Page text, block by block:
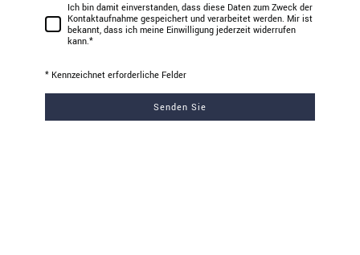
Ich bin damit einverstanden, dass diese Daten zum Zweck der
Kontaktaufnahme gespeichert und verarbeitet werden. Mir ist
bekannt, dass ich meine Einwilligung jederzeit widerrufen
kann.*
* Kennzeichnet erforderliche Felder
Senden Sie